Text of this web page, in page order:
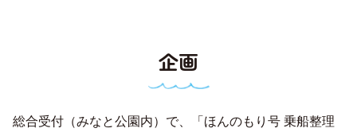
企画
総合受付（みなと公園内）で、「ほんのもり号 乗船整理